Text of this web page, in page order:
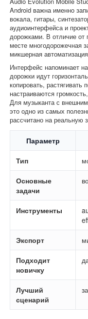
Android важна именно
вокала, гитары,
аудиоинтерфейса и
дорожками. В отличие от
месте многодорожечная
микшерная
Интерфейс напоминает
дорожки идут
копировать,
настраиваются
Для музыканта с
это одно из самых
рассчитано на реальную
Параметр
Тип
Основные
задачи
Инструменты
Экспорт
Подходит
новичку
Лучший
сценарий